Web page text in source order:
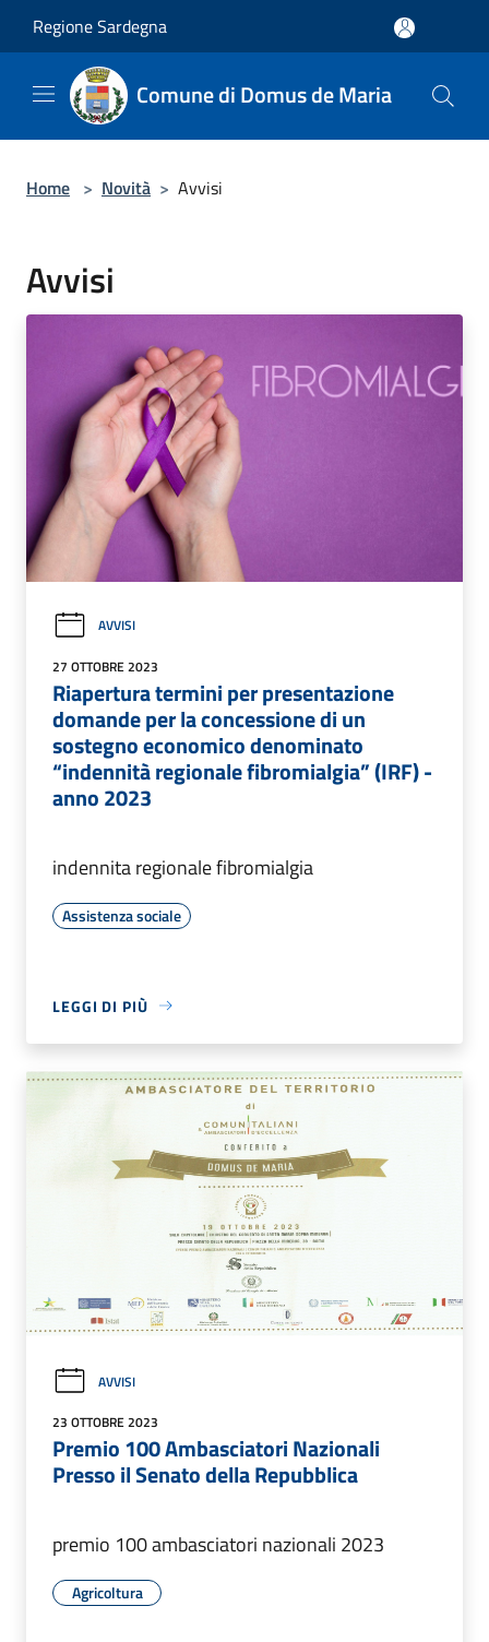
Regione Sardegna
Comune di Domus de Maria
Home > Novità > Avvisi
Avvisi
AVVISI
27 OTTOBRE 2023
Riapertura termini per presentazione
domande per la concessione di un
sostegno economico denominato
“indennità regionale fibromialgia” (IRF) -
anno 2023
indennita regionale fibromialgia
Assistenza sociale
LEGGI DI PIÙ
AVVISI
23 OTTOBRE 2023
Premio 100 Ambasciatori Nazionali
Presso il Senato della Repubblica
premio 100 ambasciatori nazionali 2023
Agricoltura